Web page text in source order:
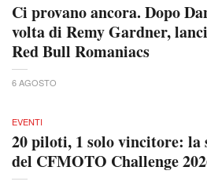
Ci provano ancora. Dopo
volta di Remy Gardner,
Red Bull Romaniacs
6 AGOSTO
EVENTI
20 piloti, 1 solo vincitore: la
del CFMOTO Challenge